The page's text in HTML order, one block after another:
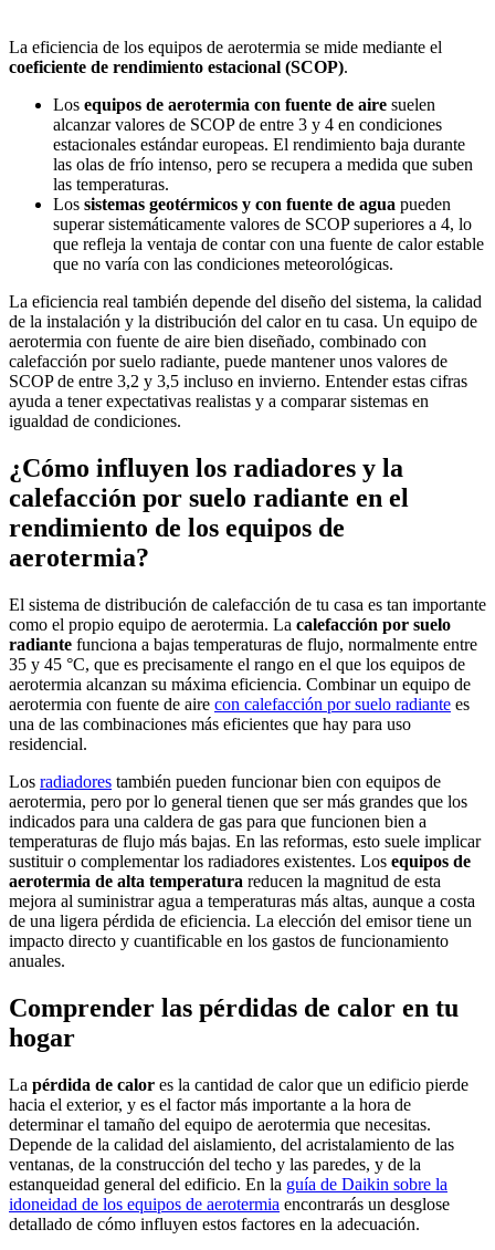
La eficiencia de los equipos de aerotermia se mide mediante el
coeficiente de rendimiento estacional (SCOP).
Los equipos de aerotermia con fuente de aire suelen
alcanzar valores de SCOP de entre 3 y 4 en condiciones
estacionales estándar europeas. El rendimiento baja durante
las olas de frío intenso, pero se recupera a medida que suben
las temperaturas.
Los sistemas geotérmicos y con fuente de agua pueden
superar sistemáticamente valores de SCOP superiores a 4, lo
que refleja la ventaja de contar con una fuente de calor estable
que no varía con las condiciones meteorológicas.
La eficiencia real también depende del diseño del sistema, la calidad
de la instalación y la distribución del calor en tu casa. Un equipo de
aerotermia con fuente de aire bien diseñado, combinado con
calefacción por suelo radiante, puede mantener unos valores de
SCOP de entre 3,2 y 3,5 incluso en invierno. Entender estas cifras
ayuda a tener expectativas realistas y a comparar sistemas en
igualdad de condiciones.
¿Cómo influyen los radiadores y la
calefacción por suelo radiante en el
rendimiento de los equipos de
aerotermia?
El sistema de distribución de calefacción de tu casa es tan importante
como el propio equipo de aerotermia. La calefacción por suelo
radiante funciona a bajas temperaturas de flujo, normalmente entre
35 y 45 °C, que es precisamente el rango en el que los equipos de
aerotermia alcanzan su máxima eficiencia. Combinar un equipo de
aerotermia con fuente de aire con calefacción por suelo radiante es
una de las combinaciones más eficientes que hay para uso
residencial.
Los radiadores también pueden funcionar bien con equipos de
aerotermia, pero por lo general tienen que ser más grandes que los
indicados para una caldera de gas para que funcionen bien a
temperaturas de flujo más bajas. En las reformas, esto suele implicar
sustituir o complementar los radiadores existentes. Los equipos de
aerotermia de alta temperatura reducen la magnitud de esta
mejora al suministrar agua a temperaturas más altas, aunque a costa
de una ligera pérdida de eficiencia. La elección del emisor tiene un
impacto directo y cuantificable en los gastos de funcionamiento
anuales.
Comprender las pérdidas de calor en tu
hogar
La pérdida de calor es la cantidad de calor que un edificio pierde
hacia el exterior, y es el factor más importante a la hora de
determinar el tamaño del equipo de aerotermia que necesitas.
Depende de la calidad del aislamiento, del acristalamiento de las
ventanas, de la construcción del techo y las paredes, y de la
estanqueidad general del edificio. En la guía de Daikin sobre la
idoneidad de los equipos de aerotermia encontrarás un desglose
detallado de cómo influyen estos factores en la adecuación.